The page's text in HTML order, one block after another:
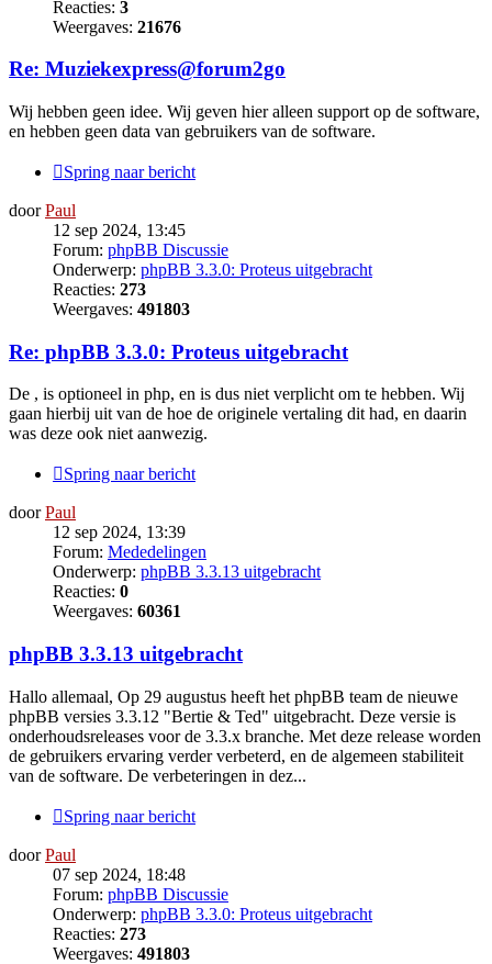
Reacties: 3
Weergaves: 21676
Re: Muziekexpress@forum2go
Wij hebben geen idee. Wij geven hier alleen support op de software,
en hebben geen data van gebruikers van de software.
Spring naar bericht
doorPaul
12 sep 2024, 13:45
Forum: phpBB Discussie
Onderwerp: phpBB 3.3.0: Proteus uitgebracht
Reacties: 273
Weergaves: 491803
Re: phpBB 3.3.0: Proteus uitgebracht
De , is optioneel in php, en is dus niet verplicht om te hebben. Wij
gaan hierbij uit van de hoe de originele vertaling dit had, en daarin
was deze ook niet aanwezig.
Spring naar bericht
doorPaul
12 sep 2024, 13:39
Forum: Mededelingen
Onderwerp: phpBB 3.3.13 uitgebracht
Reacties: 0
Weergaves: 60361
phpBB 3.3.13 uitgebracht
Hallo allemaal, Op 29 augustus heeft het phpBB team de nieuwe
phpBB versies 3.3.12 "Bertie & Ted" uitgebracht. Deze versie is
onderhoudsreleases voor de 3.3.x branche. Met deze release worden
de gebruikers ervaring verder verbeterd, en de algemeen stabiliteit
van de software. De verbeteringen in dez...
Spring naar bericht
doorPaul
07 sep 2024, 18:48
Forum: phpBB Discussie
Onderwerp: phpBB 3.3.0: Proteus uitgebracht
Reacties: 273
Weergaves: 491803